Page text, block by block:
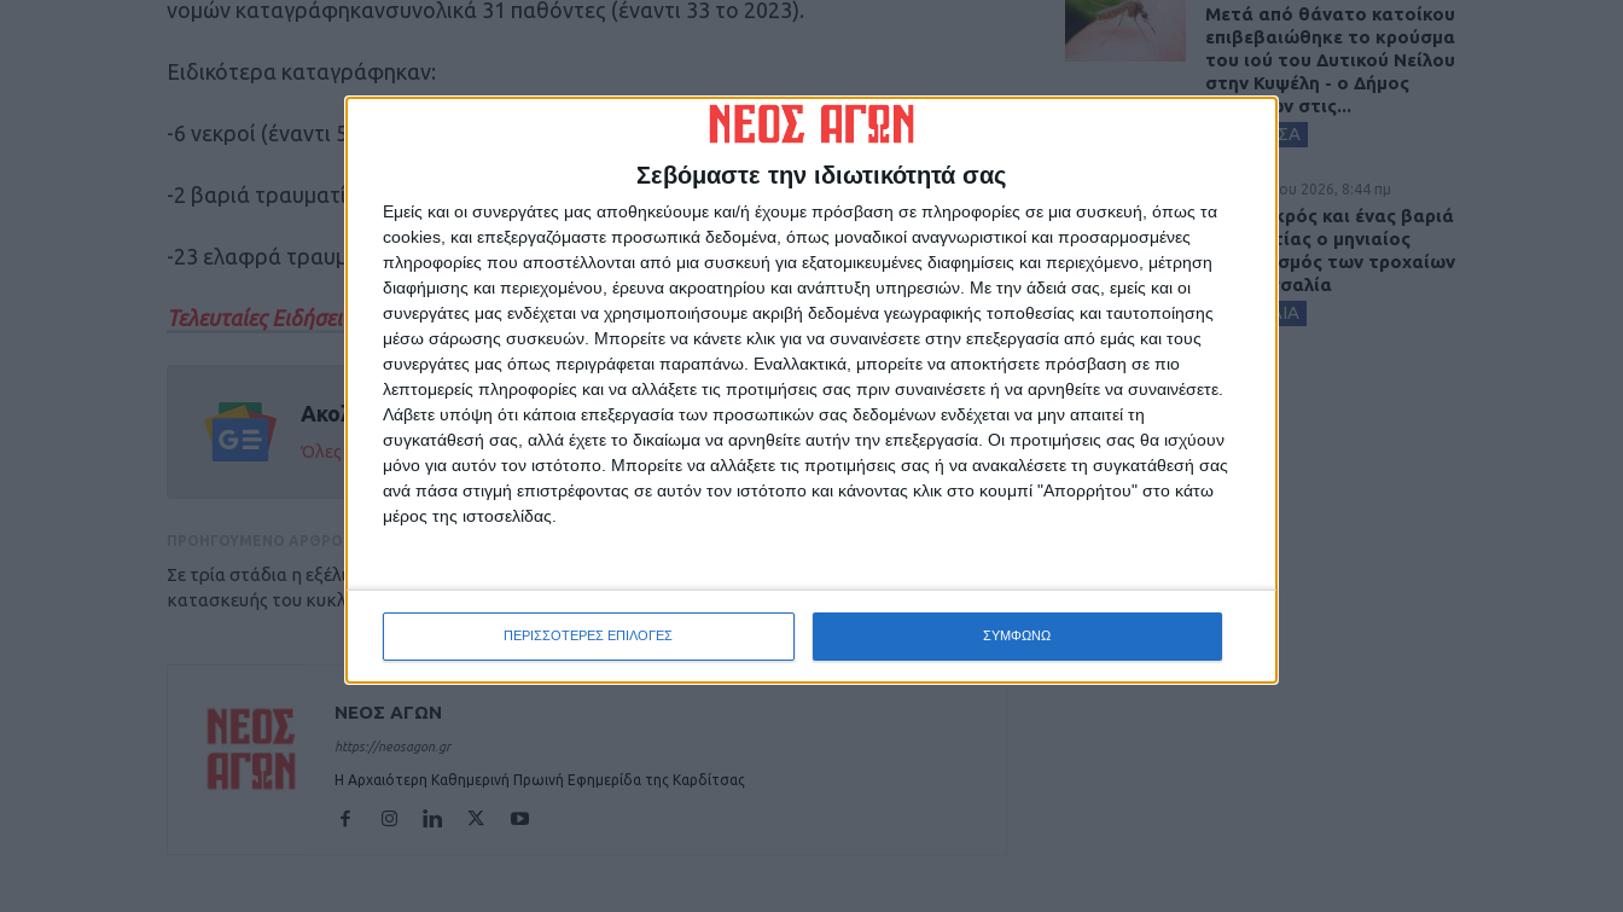
Σεβόμαστε την ιδιωτικότητά σας
Εμείς και οι συνεργάτες μας αποθηκεύουμε και/ή έχουμε πρόσβαση σε πληροφορίες σε μια συσκευή, όπως τα
cookies, και επεξεργαζόμαστε προσωπικά δεδομένα, όπως μοναδικοί αναγνωριστικοί και προσαρμοσμένες
πληροφορίες που αποστέλλονται από μια συσκευή για εξατομικευμένες διαφημίσεις και περιεχόμενο, μέτρηση
διαφήμισης και περιεχομένου, έρευνα ακροατηρίου και ανάπτυξη υπηρεσιών. Με την άδειά σας, εμείς και οι
συνεργάτες μας ενδέχεται να χρησιμοποιήσουμε ακριβή δεδομένα γεωγραφικής τοποθεσίας και ταυτοποίησης
μέσω σάρωσης συσκευών. Μπορείτε να κάνετε κλικ για να συναινέσετε στην επεξεργασία από εμάς και τους
συνεργάτες μας όπως περιγράφεται παραπάνω. Εναλλακτικά, μπορείτε να αποκτήσετε πρόσβαση σε πιο
λεπτομερείς πληροφορίες και να αλλάξετε τις προτιμήσεις σας πριν συναινέσετε ή να αρνηθείτε να συναινέσετε.
Λάβετε υπόψη ότι κάποια επεξεργασία των προσωπικών σας δεδομένων ενδέχεται να μην απαιτεί τη
συγκατάθεσή σας, αλλά έχετε το δικαίωμα να αρνηθείτε αυτήν την επεξεργασία. Οι προτιμήσεις σας θα ισχύουν
μόνο για αυτόν τον ιστότοπο. Μπορείτε να αλλάξετε τις προτιμήσεις σας ή να ανακαλέσετε τη συγκατάθεσή σας
ανά πάσα στιγμή επιστρέφοντας σε αυτόν τον ιστότοπο και κάνοντας κλικ στο κουμπί "Απορρήτου" στο κάτω
μέρος της ιστοσελίδας.
ΠΕΡΙΣΣΟΤΕΡΕΣ ΕΠΙΛΟΓΕΣ ΣΥΜΦΩΝΩ
νομών καταγράφηκανσυνολικά 31 παθόντες (έναντι 33 το 2023).
Ειδικότερα καταγράφηκαν:
-6 νεκροί (έναντι 5 το 2023)
-2 βαριά τραυματίες (έναντι 2 το 2023)
-23 ελαφρά τραυματίες (έναντι 26 το 2023).
Τελευταίες Ειδήσεις Σήμερα
Ακολούθησε την εφημερίδα ΝΕΟΣ ΑΓΩΝ στο Google News!
Όλες οι εξελίξεις στην περιοχή της Καρδίτσας και ευρύτερα της Θεσσαλίας
Σε τρία στάδια η εξέλιξη των εργασιών
κατασκευής του κυκλικού κόμβου
ΝΕΟΣ ΑΓΩΝ
https://neosagon.gr
Η Αρχαιότερη Καθημερινή Πρωινή Εφημερίδα της Καρδίτσας
Μετά από θάνατο κατοίκου
επιβεβαιώθηκε το κρούσμα
του ιού του Δυτικού Νείλου
στην Κυψέλη - ο Δήμος
Σοφάδων στις...
ΚΑΡΔΙΤΣΑ
7 Αυγούστου 2026, 8:44 πμ
Ένας νεκρός και ένας βαριά
τραυματίας ο μηνιαίος
απολογισμός των τροχαίων
στη Θεσσαλία
ΘΕΣΣΑΛΙΑ